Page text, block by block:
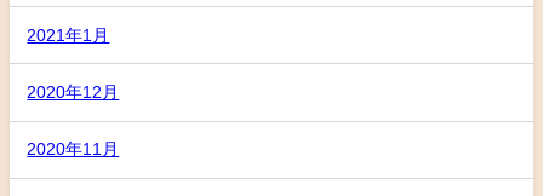
2021年1月
2020年12月
2020年11月